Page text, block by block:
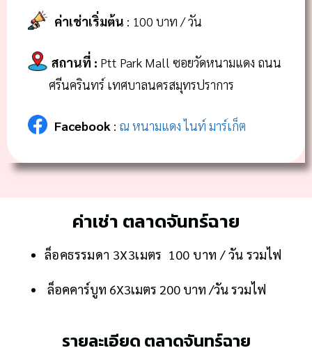
ค่าเช่าเริ่มต้น : 100 บาท / วัน
สถานที่ : Ptt Park Mall ซอยวัดหนามแดง ถนน
ศรีนครินทร์ เทศบาลนครสมุทรปราการ
Facebook : ณ หนามแดง ไนท์ มาร์เก็ต
ค่าเช่า ตลาดจันทร์ฉาย
ล็อคธรรมดา 3X3เมตร 100 บาท / วัน รวมไฟ
ล็อคคาร์บูท 6X3เมตร 200 บาท /วัน รวมไฟ
รายละเอียด ตลาดจันทร์ฉาย